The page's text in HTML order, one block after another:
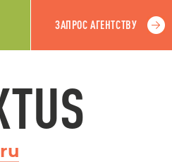
ЗАПРОС АГЕНТСТВУ